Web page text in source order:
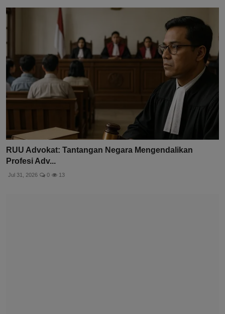
RUU Advokat: Tantangan Negara Mengendalikan
Profesi Adv...
Jul 31, 2026 0 13